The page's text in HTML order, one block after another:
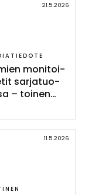
21.5.2026
mo­ni­toi­
sar­ja­tuo­
– toi­nen
luo­kan
las­ket­tiin ve­
11.5.2026